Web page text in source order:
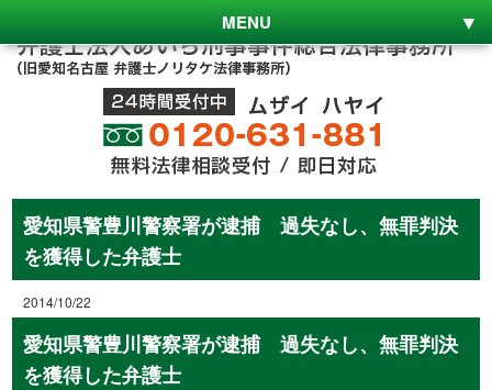
MENU
愛知県警豊川警察署が逮捕 過失なし、無罪判決
を獲得した弁護士
2014/10/22
愛知県警豊川警察署が逮捕 過失なし、無罪判決
を獲得した弁護士